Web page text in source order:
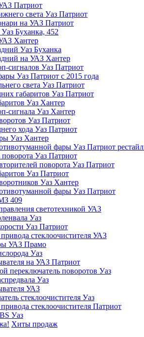
Патриот
света Уаз Патриот
на УАЗ Патриот
Буханка, 452
Хантер
Уаз Буханка
на УАЗ Хантер
сигналов Уаз Патриот
Уаз Патриот с 2015 года
света Уаз Патриот
габаритов Уаз Патриот
Уаз Хантер
сигнала Уаз Хантер
Уаз Патриот
хода Уаз Патриот
Уаз Хантер
фары Уаз Патриот
поворота Уаз Патриот
поворота Уаз Патриот
Уаз Патриот
Уаз Хантер
фары Уаз Патриот
409
светотехникой УАЗ
Уаз
Уаз Патриот
стеклоочистителя УАЗ
УАЗ Прамо
Уаз
на УАЗ Патриот
переключатель поворотов Уаз
Уаз
УАЗ
стеклоочистителя Уаз
стеклоочистителя Патриот
Уаз
Хиты продаж